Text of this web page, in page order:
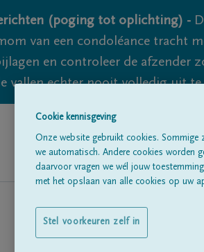
(poging tot oplichting) -
van een condoléance tracht
en controleer de afzender
vallen echter nooit volledig uit
Cookie kennisgeving
Onze website gebruikt cookies.
we automatisch. Andere cookies worden
daarvoor vragen we wél jouw
met het opslaan van alle cookies op uw
Stel voorkeuren zelf in